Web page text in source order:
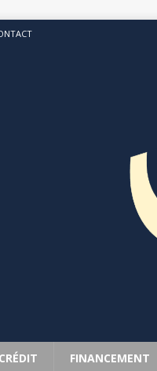
CRÉDIT FINANCEMENT